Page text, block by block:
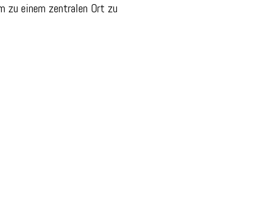
zu einem zentralen Ort zu